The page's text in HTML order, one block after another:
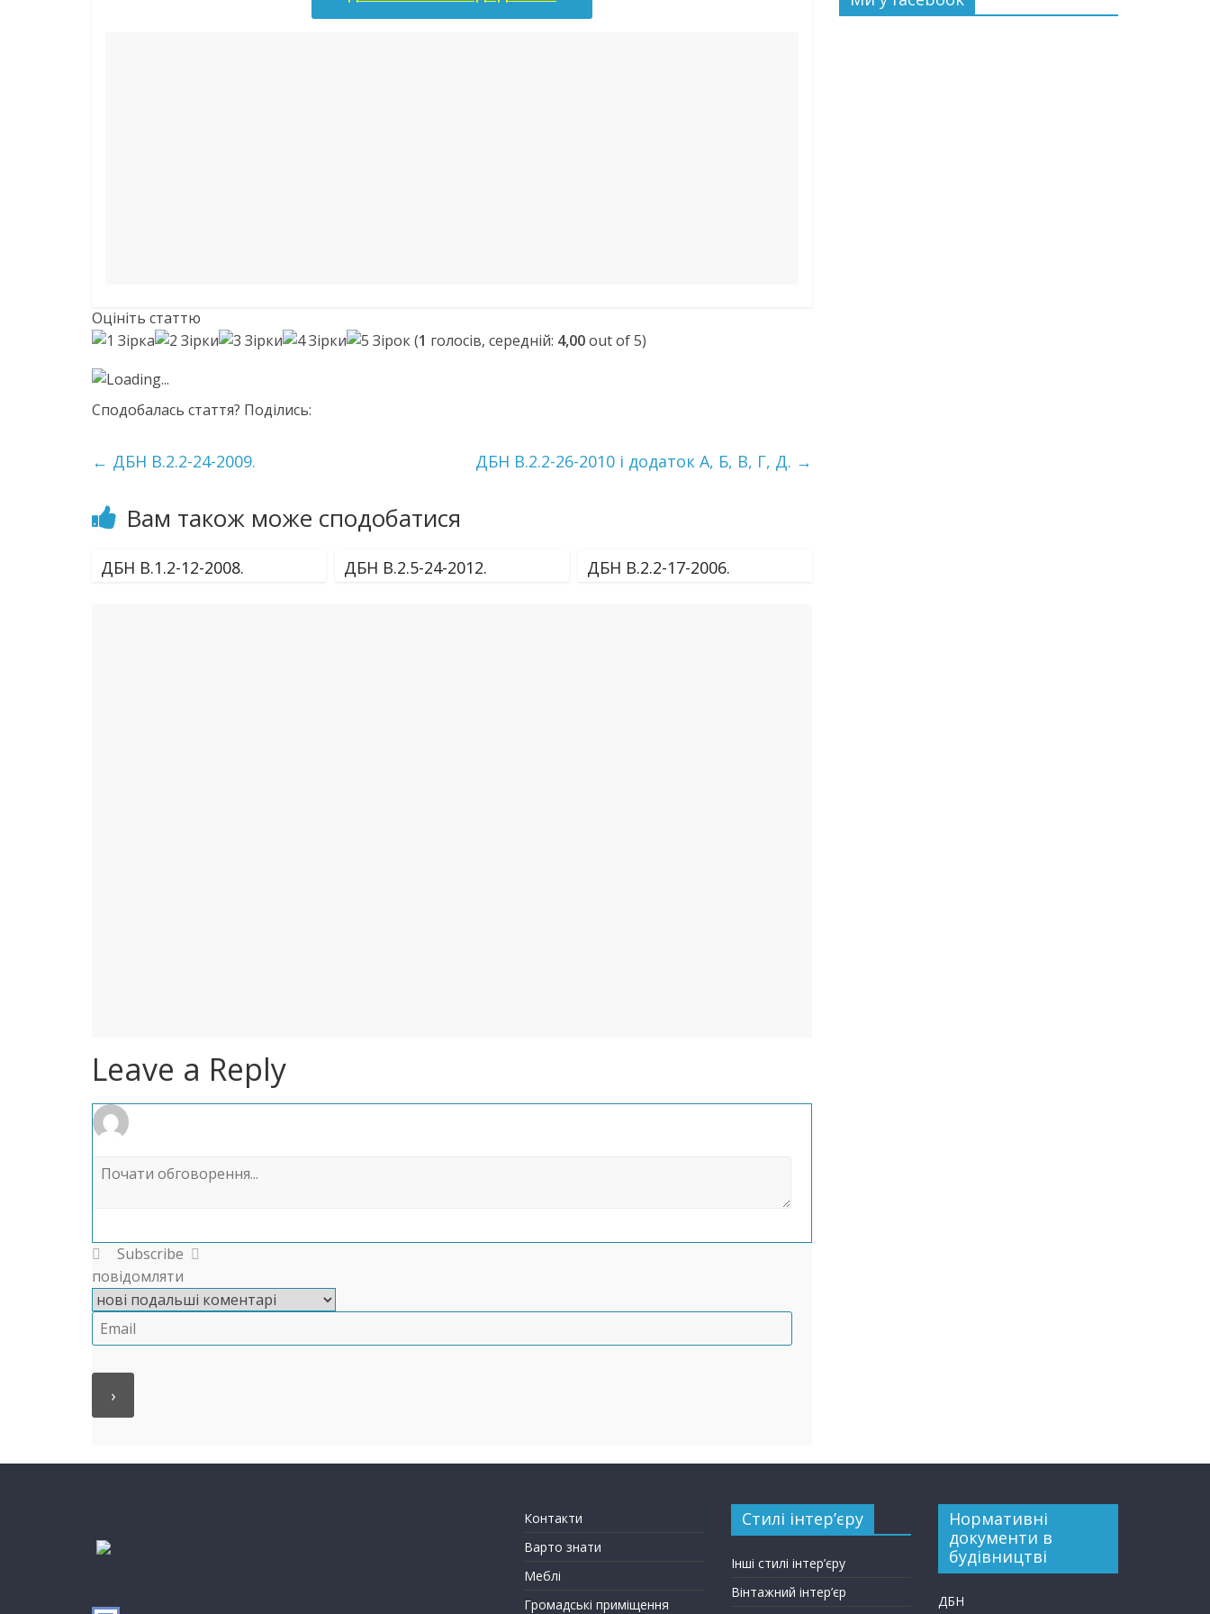
Оцініть статтю
(1 голосів, середній: 4,00out of 5)
Loading...
Сподобалась стаття? Поділись:
← ДБН В.2.2-24-2009. ДБН В.2.2-26-2010 і додаток А, Б, В, Г, Д. →
Вам також може сподобатися
ДБН В.1.2-12-2008. ДБН В.2.5-24-2012. ДБН В.2.2-17-2006.
Leave a Reply
Subscribe
повідомляти
Контакти
Варто знати
Меблі
Громадські приміщення
Стилі інтер’єру
Інші стилі інтер’єру
Вінтажний інтер’єр
Нормативні
документи в
будівництві
ДБН